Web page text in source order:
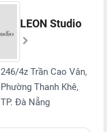
LEON Studio
246/4z Trần Cao Vân,
Phường Thanh Khê,
TP. Đà Nẵng